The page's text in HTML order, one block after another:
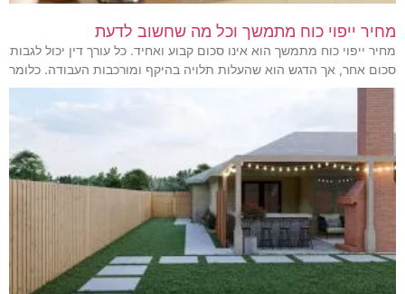
מחיר ייפוי כוח מתמשך וכל מה שחשוב לדעת
מחיר ייפוי כוח מתמשך הוא אינו סכום קבוע ואחיד. כל עורך דין יכול לגבות
סכום אחר, אך הדגש הוא שהעלות תלויה בהיקף ומורכבות העבודה. כלומר